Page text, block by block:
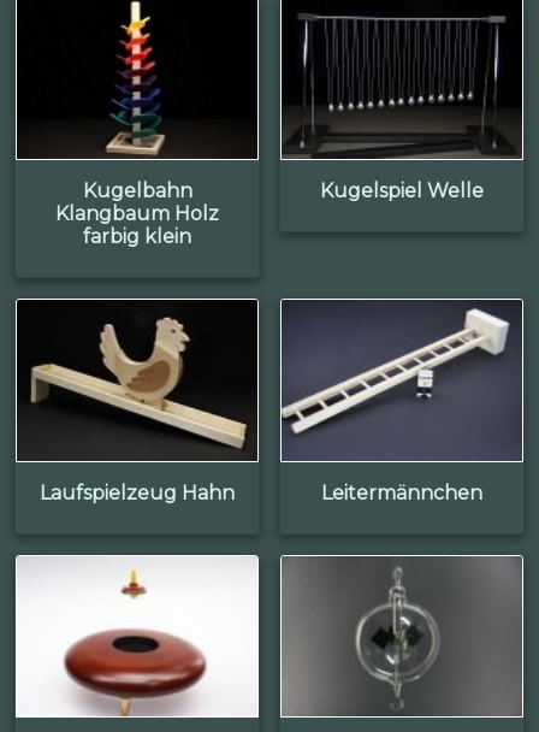
Kugelbahn
Klangbaum Holz
farbig klein
Kugelspiel Welle
Laufspielzeug Hahn Leitermännchen